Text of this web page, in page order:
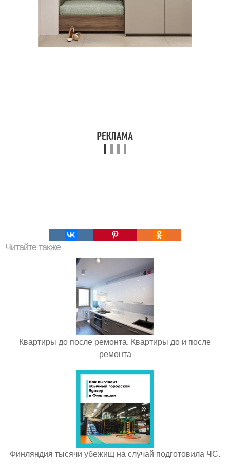
Читайте также
Квартиры до после ремонта. Квартиры до и после
ремонта
Финляндия тысячи убежищ на случай подготовила ЧС.